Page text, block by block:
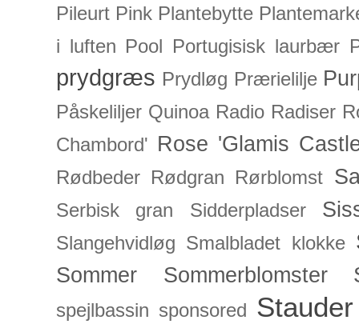
Pileurt Pink Plantebytte
i luften
Pool Portugisisk laurbær
prydgræs Prydløg Prærielilje
Påskeliljer Quinoa Radio Radiser
Chambord' Rose 'Glamis
Rødbeder Rødgran Rørblomst
Serbisk gran Sidderpladser
Slangehvidløg Smalbladet klokke
Sommer Sommerblomster
spejlbassin sponsored Stauder